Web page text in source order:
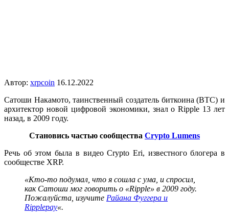
Автор: xrpcoin 16.12.2022
Сатоши Накамото, таинственный создатель биткоина (BTC) и
архитектор новой цифровой экономики, знал о Ripple 13 лет
назад, в 2009 году.
Становись частью сообщества Crypto Lumens
Речь об этом была в видео Crypto Eri, известного блогера в
сообществе XRP.
«Кто-то подумал, что я сошла с ума, и спросил,
как Сатоши мог говорить о «Ripple» в 2009 году.
Пожалуйста, изучите Райана Фуггера и
Ripplepay«.